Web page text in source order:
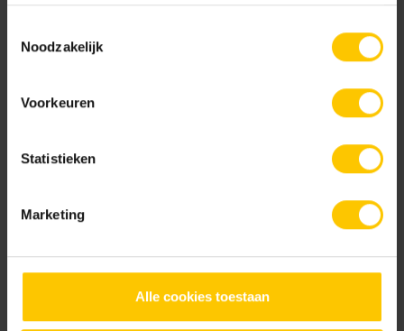
Noodzakelijk
Voorkeuren
Statistieken
Marketing
Alle cookies toestaan
Graniet-grijs
Grijs Profier